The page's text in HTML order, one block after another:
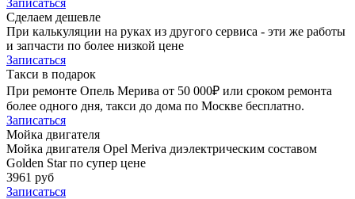
Сделаем дешевле
При калькуляции на руках из другого сервиса - эти же работы
и запчасти по более низкой цене
Записаться
Такси в подарок
При ремонте Опель Мерива от 50 000₽ или сроком ремонта
более одного дня, такси до дома по Москве бесплатно.
Записаться
Мойка двигателя
Мойка двигателя Opel Meriva диэлектрическим составом
Golden Star по супер цене
3961 руб
Записаться